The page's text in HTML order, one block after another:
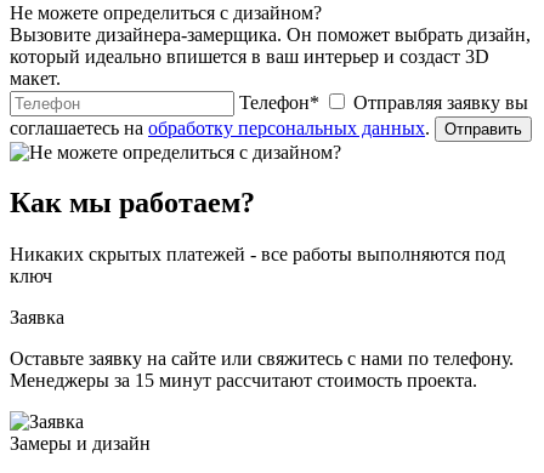
Не можете определиться с дизайном?
Вызовите дизайнера-замерщика. Он поможет выбрать дизайн,
который идеально впишется в ваш интерьер и создаст 3D
макет.
Телефон*
Отправляя заявку вы
соглашаетесь на обработку персональных данных. Отправить
Как мы работаем?
Никаких скрытых платежей - все работы выполняются под
ключ
Заявка
Оставьте заявку на сайте или свяжитесь с нами по телефону.
Менеджеры за 15 минут рассчитают стоимость проекта.
Замеры и дизайн